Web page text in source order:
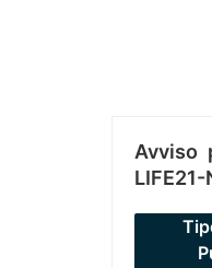
Avviso
LIFE21-